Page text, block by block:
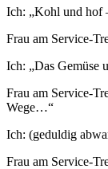
Ich: „Kohl und hof
Frau am Service-
Ich: „Das
Frau am Service-
Wege…“
Ich: (geduldig
Frau am Service-